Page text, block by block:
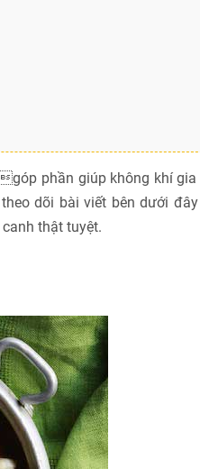
phần giúp không khí gia
dõi bài viết bên dưới đây
thật tuyệt.